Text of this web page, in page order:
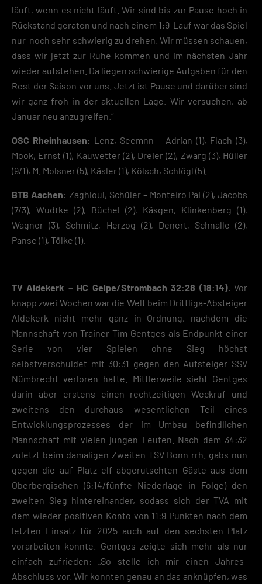
läuft, wenn es nicht läuft. Wir sind bis zur Pause hoch in
Rückstand geraten und nach einem 1:9-Lauf war das Spiel
nur noch sehr schwierig zu drehen. Wir müssen schauen,
dass wir jetzt zur Ruhe kommen und im nächsten Jahr
wieder aufstehen. Da liegen schwierige Aufgaben für den
Rest der Saison vor uns. Jetzt ist Pause und darüber sind
wir ganz froh in der aktuellen Lage. Wir versuchen, ab
Januar neu anzugreifen.“
OSC Rheinhausen: Lenz, Seemnn – Adrian (1), Flach (3),
Mook, Ernst (1), Kauwetter (2), Dreier (2), Zwarg (3), Hüller
(9/1), M. Molsner (5), Käsler (1), Kölsch, Schlögl (5).
BTB Aachen: Zaghloul, Schüler – Monteiro Pai (2), Jacobs
(7/3), Wudtke (2), Büchel (2), Käsgen, Klinkenberg (1),
Wagner (3), Schmitz, Herzog (2), Denert, Schnalle (2),
Panse (1), Tölke (1).
TV Aldekerk – HC Gelpe/Strombach 32:28 (18:14). Vor
knapp zwei Wochen war die Welt beim Drittliga-Absteiger
Aldekerk nicht mehr ganz in Ordnung, nachdem die
Mannschaft von Trainer Tim Gentges als Endpunkt einer
Serie von vier Spielen ohne Sieg höchst
selbstverschuldet mit 30:31 gegen den Aufsteiger SSV
Nümbrecht verloren hatte. Mittlerweile sieht Gentges
darin aber erstens einen rechtzeitigen Weckruf und
zweitens den durchaus wesentlichen Teil eines
Entwicklungsprozesses der im Umbau befindlichen
Mannschaft mit vielen jungen Leuten. Nach dem 34:32
zuletzt beim damaligen Zweiten TSV Bonn rrh. gabs nun
gegen die auf Platz elf abgerutschten Gäste aus dem
Oberbergischen (6:14/fünfte Niederlage in Folge) den
zweiten Sieg hintereinander, sodass sich der TVA mit
dem wieder positiven Konto von 11:9 Punkten nach dem
letzten Einsatz für 2025 auch auf den sechsten Platz
vorarbeiten konnte. Gentges zeigte sich mehr als nur
einfach zufrieden: „So stelle ich mir einen Jahres-
Abschluss vor. Wir konnten genau an das anknüpfen, was